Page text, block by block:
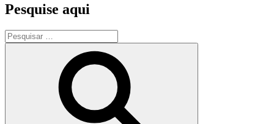
Pesquise aqui
Pesquisar
por: